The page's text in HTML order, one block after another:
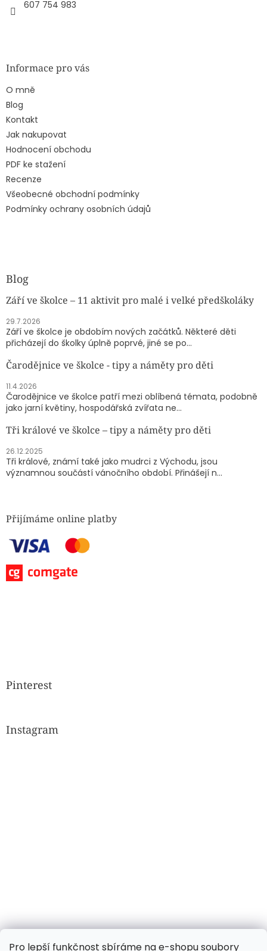
Pro lepší funkčnost sbíráme na e-shopu soubory
607 754 983
Informace pro vás
O mně
Blog
Kontakt
Jak nakupovat
Hodnocení obchodu
PDF ke stažení
Recenze
Všeobecné obchodní podmínky
Podmínky ochrany osobních údajů
Blog
Září ve školce – 11 aktivit pro malé i velké předškoláky
29.7.2026
Září ve školce je obdobím nových začátků. Některé děti
přicházejí do školky úplně poprvé, jiné se po...
Čarodějnice ve školce - tipy a náměty pro děti
11.4.2026
Čarodějnice ve školce patří mezi oblíbená témata, podobně
jako jarní květiny, hospodářská zvířata ne...
Tři králové ve školce – tipy a náměty pro děti
26.12.2025
Tři králové, známí také jako mudrci z Východu, jsou
významnou součástí vánočního období. Přinášejí n...
Přijímáme online platby
Pinterest
Instagram
Sledovat na Instagramu